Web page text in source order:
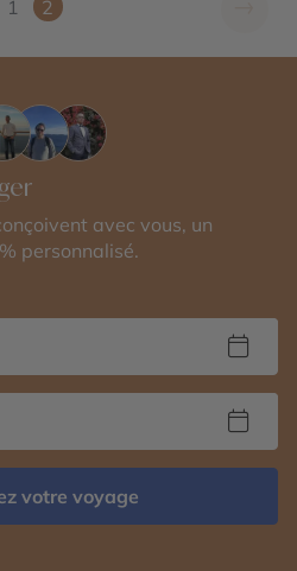
1 2
avec vous, un
personnalisé.
votre voyage